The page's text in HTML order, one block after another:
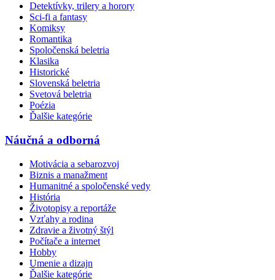
Detektívky, trilery a horory
Sci-fi a fantasy
Komiksy
Romantika
Spoločenská beletria
Klasika
Historické
Slovenská beletria
Svetová beletria
Poézia
Ďalšie kategórie
Náučná a odborná
Motivácia a sebarozvoj
Biznis a manažment
Humanitné a spoločenské vedy
História
Životopisy a reportáže
Vzťahy a rodina
Zdravie a životný štýl
Počítače a internet
Hobby
Umenie a dizajn
Ďalšie kategórie